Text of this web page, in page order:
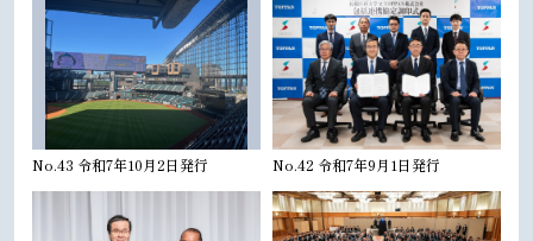
No.43 令和7年10月2日発行 No.42 令和7年9月1日発行